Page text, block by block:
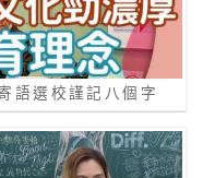
語選校謹記八個字